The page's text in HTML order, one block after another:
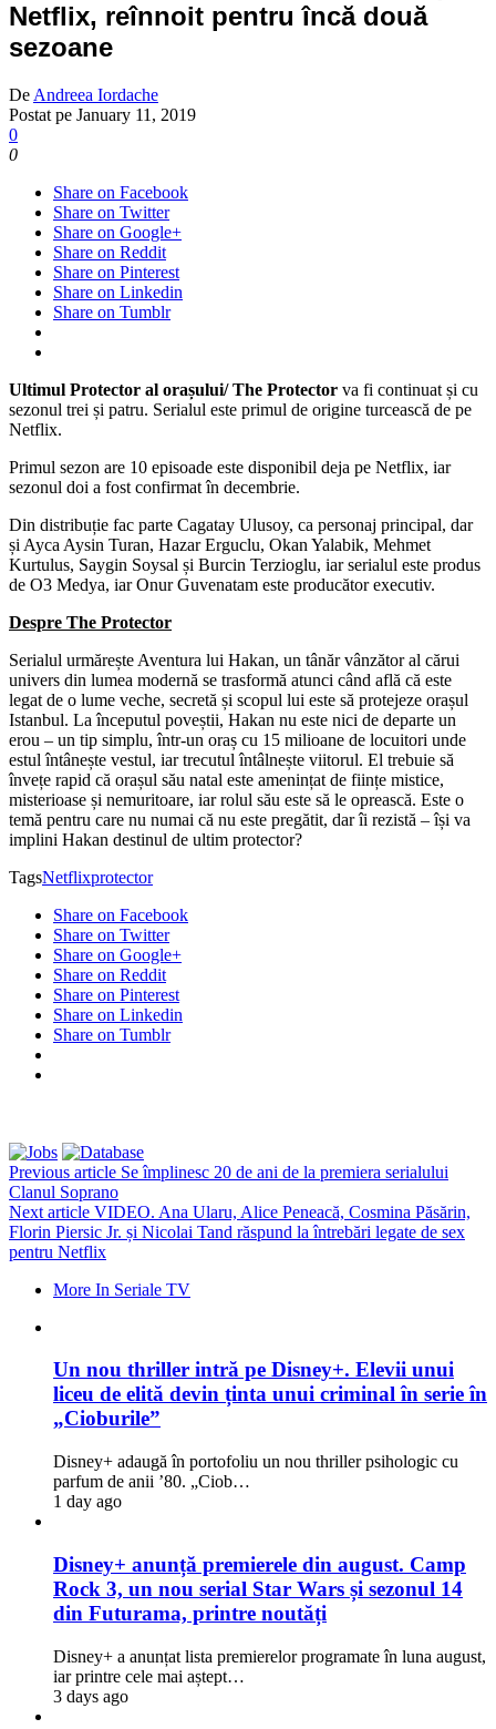
Netflix, reînnoit pentru încă două
sezoane
De Andreea Iordache
Postat pe January 11, 2019
0
0
Share on Facebook
Share on Twitter
Share on Google+
Share on Reddit
Share on Pinterest
Share on Linkedin
Share on Tumblr
Ultimul Protector al orașului/ The Protector va fi continuat și cu
sezonul trei și patru. Serialul este primul de origine turcească de pe
Netflix.
Primul sezon are 10 episoade este disponibil deja pe Netflix, iar
sezonul doi a fost confirmat în decembrie.
Din distribuție fac parte Cagatay Ulusoy, ca personaj principal, dar
și Ayca Aysin Turan, Hazar Erguclu, Okan Yalabik, Mehmet
Kurtulus, Saygin Soysal și Burcin Terzioglu, iar serialul este produs
de O3 Medya, iar Onur Guvenatam este producător executiv.
Despre The Protector
Serialul urmărește Aventura lui Hakan, un tânăr vânzător al cărui
univers din lumea modernă se trasformă atunci când află că este
legat de o lume veche, secretă și scopul lui este să protejeze orașul
Istanbul. La începutul poveștii, Hakan nu este nici de departe un
erou – un tip simplu, într-un oraș cu 15 milioane de locuitori unde
estul întânește vestul, iar trecutul întâlnește viitorul. El trebuie să
învețe rapid că orașul său natal este amenințat de ființe mistice,
misterioase și nemuritoare, iar rolul său este să le oprească. Este o
temă pentru care nu numai că nu este pregătit, dar îi rezistă – își va
implini Hakan destinul de ultim protector?
TagsNetflixprotector
Share on Facebook
Share on Twitter
Share on Google+
Share on Reddit
Share on Pinterest
Share on Linkedin
Share on Tumblr
Previous article Se împlinesc 20 de ani de la premiera serialului
Clanul Soprano
Next article VIDEO. Ana Ularu, Alice Peneacă, Cosmina Păsărin,
Florin Piersic Jr. și Nicolai Tand răspund la întrebări legate de sex
pentru Netflix
More In Seriale TV
Un nou thriller intră pe Disney+. Elevii unui
liceu de elită devin ținta unui criminal în serie în
„Cioburile”
Disney+ adaugă în portofoliu un nou thriller psihologic cu
parfum de anii ’80. „Ciob…
1 day ago
Disney+ anunță premierele din august. Camp
Rock 3, un nou serial Star Wars și sezonul 14
din Futurama, printre noutăți
Disney+ a anunțat lista premierelor programate în luna august,
iar printre cele mai aștept…
3 days ago